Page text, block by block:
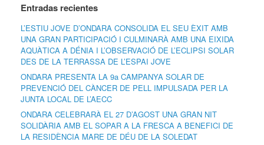
Entradas recientes
L’ESTIU JOVE D’ONDARA CONSOLIDA EL SEU ÈXIT AMB
UNA GRAN PARTICIPACIÓ I CULMINARÀ AMB UNA EIXIDA
AQUÀTICA A DÉNIA I L’OBSERVACIÓ DE L’ECLIPSI SOLAR
DES DE LA TERRASSA DE L’ESPAI JOVE
ONDARA PRESENTA LA 9a CAMPANYA SOLAR DE
PREVENCIÓ DEL CÀNCER DE PELL IMPULSADA PER LA
JUNTA LOCAL DE L’AECC
ONDARA CELEBRARÀ EL 27 D’AGOST UNA GRAN NIT
SOLIDÀRIA AMB EL SOPAR A LA FRESCA A BENEFICI DE
LA RESIDÈNCIA MARE DE DÉU DE LA SOLEDAT